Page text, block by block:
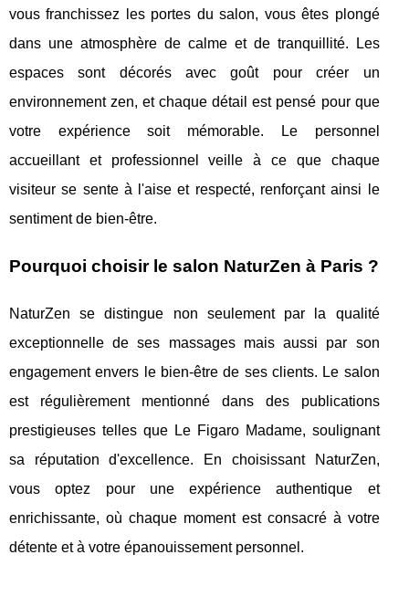
vous franchissez les portes du salon, vous êtes plongé
dans une atmosphère de calme et de tranquillité. Les
espaces sont décorés avec goût pour créer un
environnement zen, et chaque détail est pensé pour que
votre expérience soit mémorable. Le personnel
accueillant et professionnel veille à ce que chaque
visiteur se sente à l'aise et respecté, renforçant ainsi le
sentiment de bien-être.
Pourquoi choisir le salon NaturZen à Paris ?
NaturZen se distingue non seulement par la qualité
exceptionnelle de ses massages mais aussi par son
engagement envers le bien-être de ses clients. Le salon
est régulièrement mentionné dans des publications
prestigieuses telles que Le Figaro Madame, soulignant
sa réputation d'excellence. En choisissant NaturZen,
vous optez pour une expérience authentique et
enrichissante, où chaque moment est consacré à votre
détente et à votre épanouissement personnel.